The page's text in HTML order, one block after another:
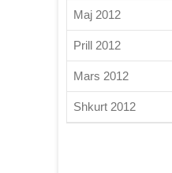
Maj 2012
Prill 2012
Mars 2012
Shkurt 2012